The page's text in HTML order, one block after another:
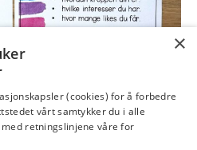
kan bruke! Hva gjør du for å
ditt føles som et trygt sted å være
bidrar du til at elever som nå, eller
×
(cookies) for å forbedre
vårt samtykker du i alle
retningslinjene våre for